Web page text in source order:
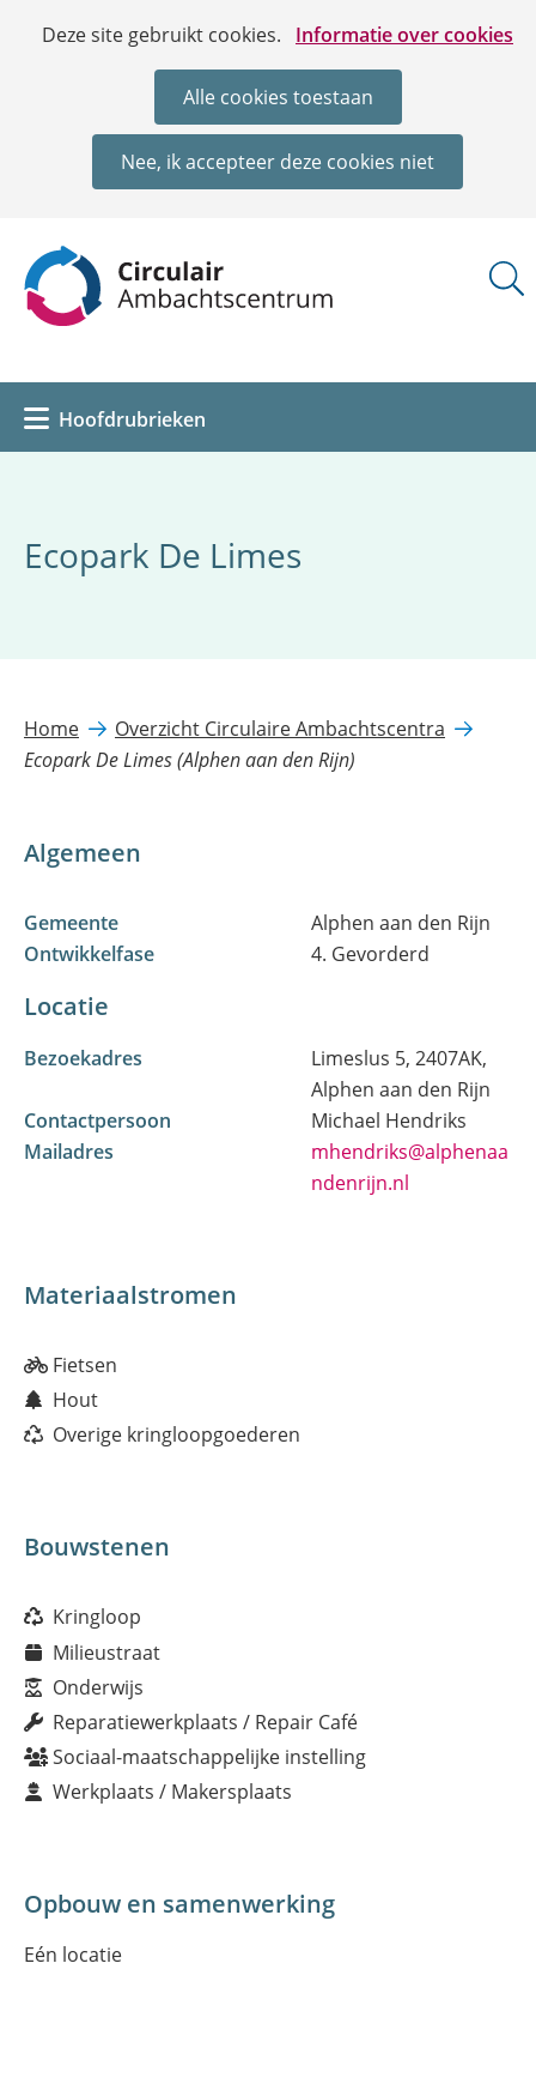
Cookies
Deze site gebruikt cookies. Informatie over cookies
Hier
deze
website
worden
of
geweigerd.
Alle cookies toestaan
Nee, ik accepteer deze cookies niet
Ga
de
inhoud
Hoofdrubrieken
Ecopark De Limes
Home
Overzicht Circulaire Ambachtscentra
Ecopark De Limes (Alphen aan den Rijn)
Algemeen
Gemeente
Alphen aan den Rijn
Ontwikkelfase
4. Gevorderd
Locatie
Bezoekadres
Limeslus 5, 2407AK,
Alphen aan den Rijn
Contactpersoon
Michael Hendriks
Mailadres
mhendriks@alphenaa
ndenrijn.nl
Materiaalstromen
Fietsen
Hout
Overige kringloopgoederen
Bouwstenen
Kringloop
Milieustraat
Onderwijs
Reparatiewerkplaats / Repair Café
Sociaal-maatschappelijke instelling
Werkplaats / Makersplaats
Opbouw en samenwerking
Eén locatie